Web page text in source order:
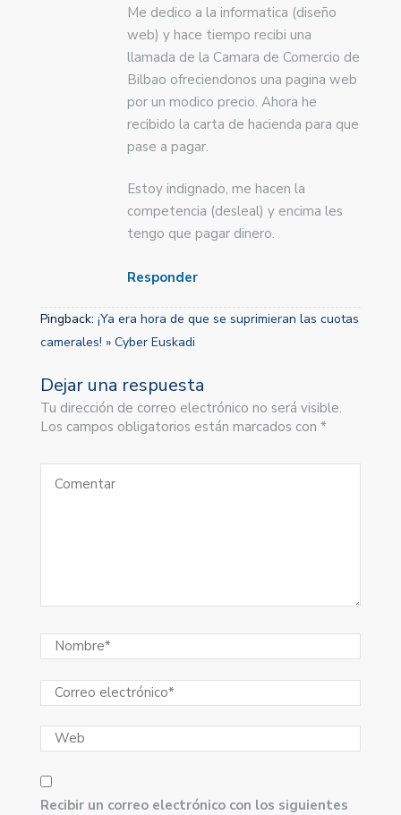
Me dedico a la informatica (diseño
web) y hace tiempo recibi una
llamada de la Camara de Comercio de
Bilbao ofreciendonos una pagina web
por un modico precio. Ahora he
recibido la carta de hacienda para que
pase a pagar.
Estoy indignado, me hacen la
competencia (desleal) y encima les
tengo que pagar dinero.
Responder
Pingback: ¡Ya era hora de que se suprimieran las cuotas
camerales! » Cyber Euskadi
Dejar una respuesta
Tu dirección de correo electrónico no será visible.
Los campos obligatorios están marcados con *
Recibir un correo electrónico con los siguientes